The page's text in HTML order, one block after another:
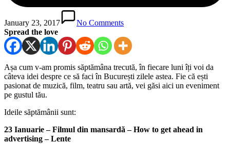
January 23, 2017
No Comments
Spread the love
Așa cum v-am promis săptămâna trecută, în fiecare luni îți voi da
câteva idei despre ce să faci în București zilele astea. Fie că ești
pasionat de muzică, film, teatru sau artă, vei găsi aici un eveniment
pe gustul tău.
Ideile săptămânii sunt:
23 Ianuarie – Filmul din mansardă – How to get ahead in
advertising – Lente